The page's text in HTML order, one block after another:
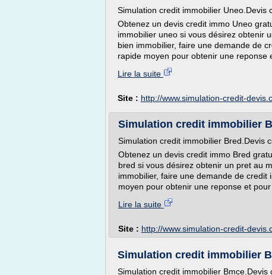
Simulation credit immobilier Uneo.Devis
Obtenez un devis credit immo Uneo
immobilier uneo si vous désirez obtenir
bien immobilier, faire une demande de
rapide moyen pour obtenir une reponse
Lire la suite
Site : http://www.simulation-credit-
Simulation credit immobilier
Simulation credit immobilier Bred.Devis
Obtenez un devis credit immo Bred
bred si vous désirez obtenir un pret au
immobilier, faire une demande de
moyen pour obtenir une reponse et pour
Lire la suite
Site : http://www.simulation-credit-
Simulation credit immobilier
Simulation credit immobilier Bmce.Devis